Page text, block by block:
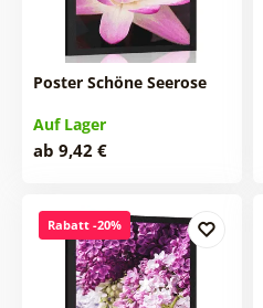
Poster Schöne Seerose
Auf Lager
ab 9,42 €
Rabatt -20%